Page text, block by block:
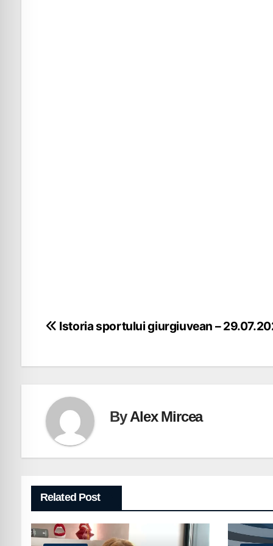
Navigare
Istoria sportului giurgiuvean –
ByAlex Mircea
Related Post